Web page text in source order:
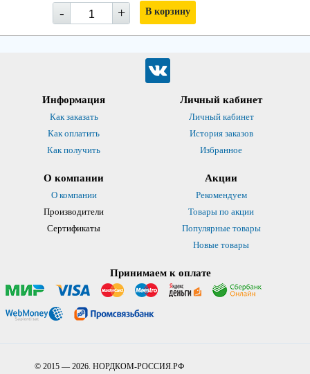
- + В корзину
Информация
Как заказать
Как оплатить
Как получить
Личный кабинет
Личный кабинет
История заказов
Избранное
О компании
О компании
Производители
Сертификаты
Акции
Рекомендуем
Товары по акции
Популярные товары
Новые товары
Принимаем к оплате
© 2015 — 2026. НОРДКОМ-РОССИЯ.РФ